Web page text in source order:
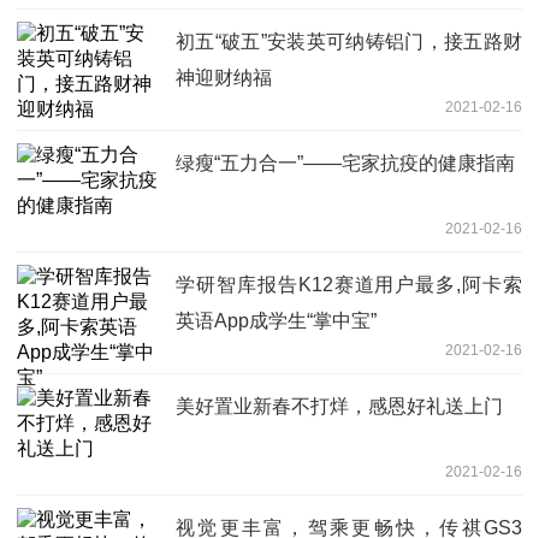
初五“破五”安装英可纳铸铝门，接五路财
神迎财纳福
2021-02-16
绿瘦“五力合一”——宅家抗疫的健康指南
2021-02-16
学研智库报告K12赛道用户最多,阿卡索
英语App成学生“掌中宝”
2021-02-16
美好置业新春不打烊，感恩好礼送上门
2021-02-16
视觉更丰富，驾乘更畅快，传祺GS3